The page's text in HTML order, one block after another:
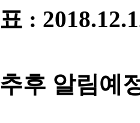
:
후 알림예